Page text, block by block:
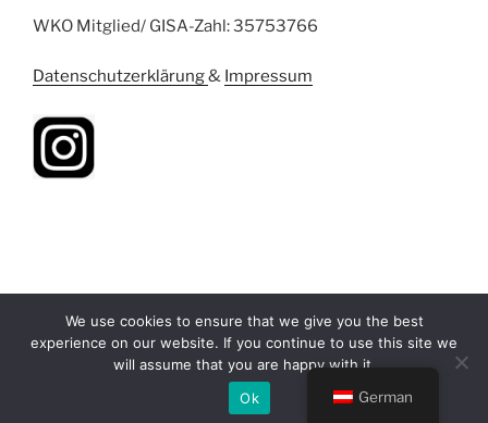
WKO Mitglied/ GISA-Zahl: 35753766
Datenschutzerklärung& Impressum
Stolz präsentiert von WordPress
German
We use cookies to ensure that we give you the best
experience on our website. If you continue to use this site we
will assume that you are happy with it.
Ok